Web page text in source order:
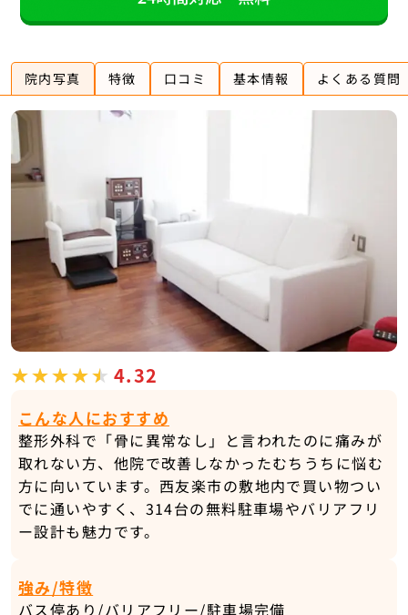
院内写真 特徴 口コミ 基本情報 よくある質問
4.32
こんな人におすすめ
整形外科で「骨に異常なし」と言われたのに痛みが
取れない方、他院で改善しなかったむちうちに悩む
方に向いています。西友楽市の敷地内で買い物つい
でに通いやすく、314台の無料駐車場やバリアフリ
ー設計も魅力です。
強み/特徴
バス停あり/バリアフリー/駐車場完備